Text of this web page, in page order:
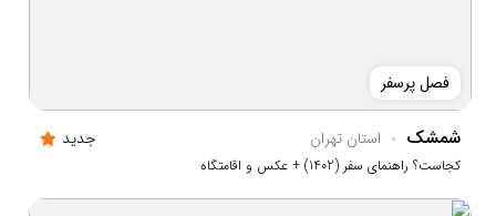
فصل پرسفر
شمشک استان تهران جدید
کجاست؟ راهنمای سفر (1402) + عکس و اقامتگاه